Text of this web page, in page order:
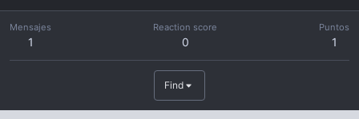
Mensajes
1
Reaction score
0
Puntos
1
Find